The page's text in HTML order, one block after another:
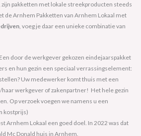
zijn pakketten met lokale streekproducten steeds
de Arnhem Pakketten van Arnhem Lokaal met
, voeg je daar een unieke combinatie van
door de werkgever gekozen eindejaarspakket
en hun gezin een speciaal verrassingselement:
Uw medewerker komt thuis met een
haar werkgever of zakenpartner! Het hele gezin
Op verzoek voegen we namens u een
kostprijs)
Arnhem Lokaal een goed doel. In 2022 was dat
Mc Donald huis in Arnhem.